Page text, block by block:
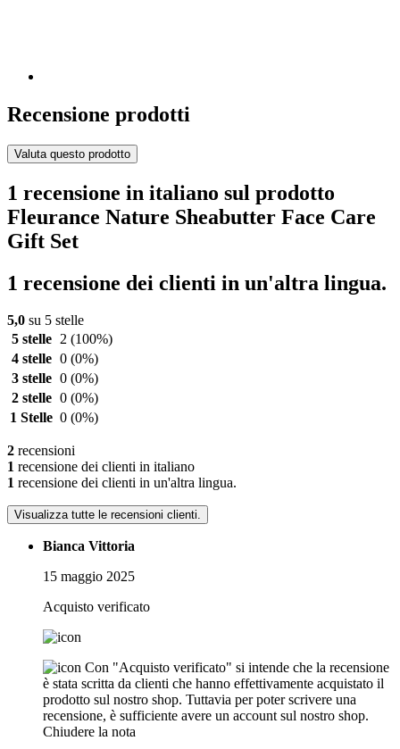
Recensione prodotti
Valuta questo prodotto
1 recensione in italiano sul prodotto
Fleurance Nature Sheabutter Face Care
Gift Set
1 recensione dei clienti in un'altra lingua.
5,0 su 5 stelle
5 stelle 2 (100%)
4 stelle 0 (0%)
3 stelle 0 (0%)
2 stelle 0 (0%)
1 Stelle 0 (0%)
2 recensioni
1 recensione dei clienti in italiano
1 recensione dei clienti in un'altra lingua.
Visualizza tutte le recensioni clienti.
Bianca Vittoria
15 maggio 2025
Acquisto verificato
Con "Acquisto verificato" si intende che la recensione
è stata scritta da clienti che hanno effettivamente acquistato il
prodotto sul nostro shop. Tuttavia per poter scrivere una
recensione, è sufficiente avere un account sul nostro shop.
Chiudere la nota